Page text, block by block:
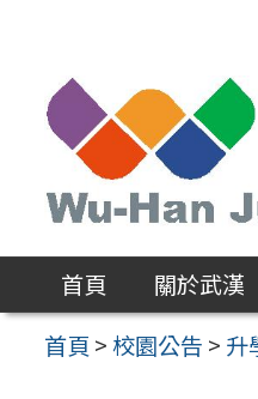
區
首頁 關於武漢
首頁 >校園公告 > 升